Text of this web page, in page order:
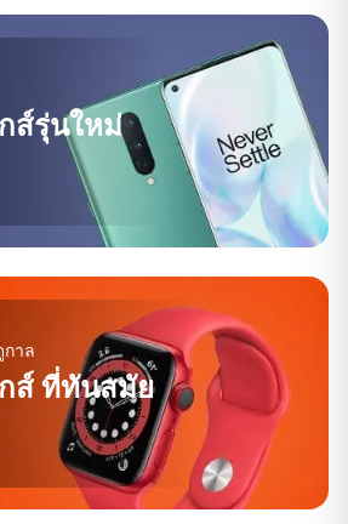
ส์รุ่นใหม่
าล
ส์ ที่ทันสมัย